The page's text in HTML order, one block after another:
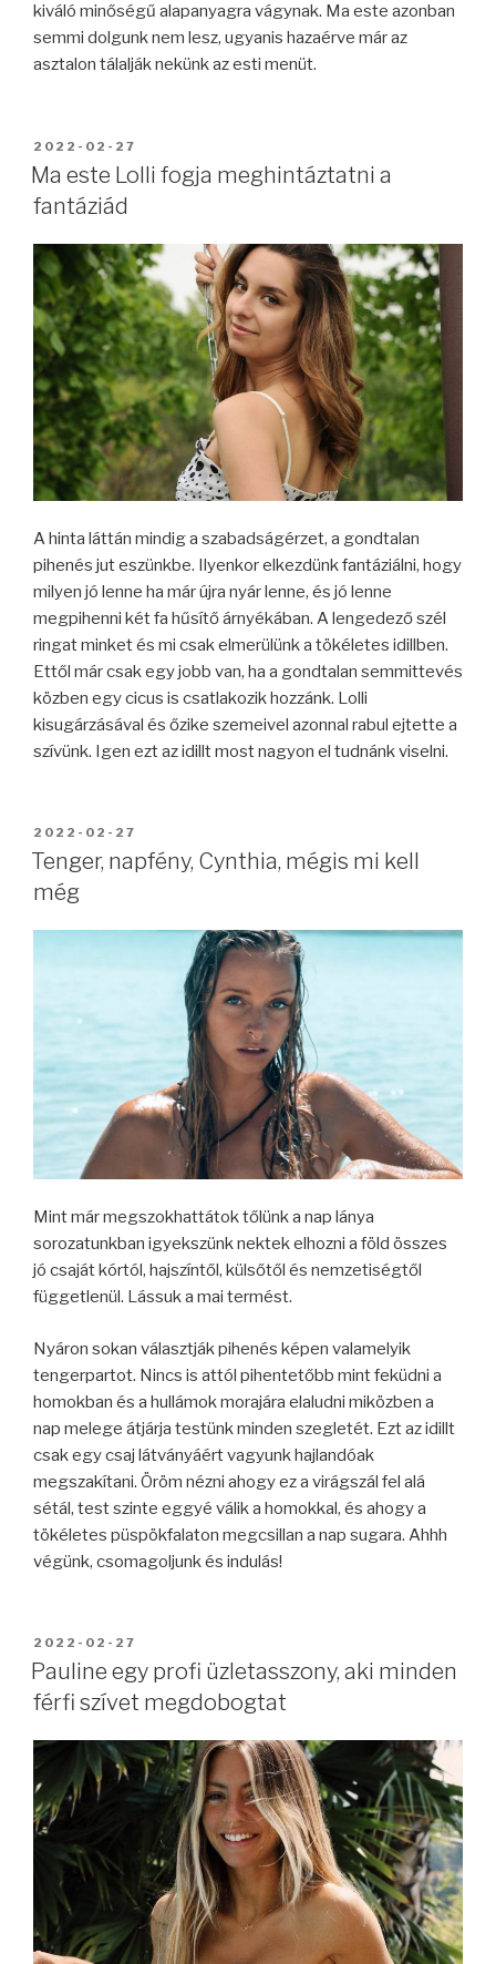
kiváló minőségű alapanyagra vágynak. Ma este azonban
semmi dolgunk nem lesz, ugyanis hazaérve már az
asztalon tálalják nekünk az esti menüt.
BEKÜLDVE:
2022-02-27
Ma este Lolli fogja meghintáztatni a
fantáziád
A hinta láttán mindig a szabadságérzet, a gondtalan
pihenés jut eszünkbe. Ilyenkor elkezdünk fantáziálni, hogy
milyen jó lenne ha már újra nyár lenne, és jó lenne
megpihenni két fa hűsítő árnyékában. A lengedező szél
ringat minket és mi csak elmerülünk a tökéletes idillben.
Ettől már csak egy jobb van, ha a gondtalan semmittevés
közben egy cicus is csatlakozik hozzánk. Lolli
kisugárzásával és őzike szemeivel azonnal rabul ejtette a
szívünk. Igen ezt az idillt most nagyon el tudnánk viselni.
BEKÜLDVE:
2022-02-27
Tenger, napfény, Cynthia, mégis mi kell
még
Mint már megszokhattátok tőlünk a nap lánya
sorozatunkban igyekszünk nektek elhozni a föld összes
jó csaját kórtól, hajszíntől, külsőtől és nemzetiségtől
függetlenül. Lássuk a mai termést.
Nyáron sokan választják pihenés képen valamelyik
tengerpartot. Nincs is attól pihentetőbb mint feküdni a
homokban és a hullámok morajára elaludni miközben a
nap melege átjárja testünk minden szegletét. Ezt az idillt
csak egy csaj látványáért vagyunk hajlandóak
megszakítani. Öröm nézni ahogy ez a virágszál fel alá
sétál, test szinte eggyé válik a homokkal, és ahogy a
tökéletes püspökfalaton megcsillan a nap sugara. Ahhh
végünk, csomagoljunk és indulás!
BEKÜLDVE:
2022-02-27
Pauline egy profi üzletasszony, aki minden
férfi szívet megdobogtat